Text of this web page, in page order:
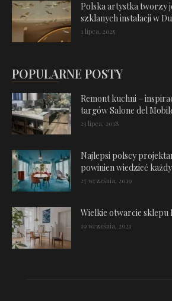
Polska artystka tworzy
szklanych instalacji w
1 lipca, 2025
POPULARNE POSTY
Remont kuchni –
targów Salone del
23 lipca, 2018
Najlepsi polscy
powinien wiedzieć
27 września, 2019
Wielkie otwarcie sklepu
19 września, 2021